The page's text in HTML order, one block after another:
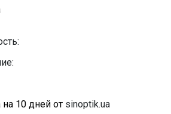
на 10 дней от sinoptik.ua